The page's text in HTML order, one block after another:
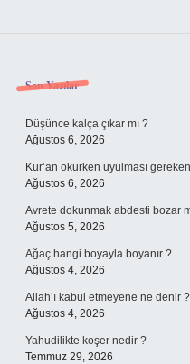
Sidebar
Son Yazılar
Düşünce kalça çıkar mı ?
Ağustos 6, 2026
Kur’an okurken uyulması
Ağustos 6, 2026
Avrete dokunmak abdesti bozar
Ağustos 5, 2026
Ağaç hangi boyayla boyanır ?
Ağustos 4, 2026
Allah’ı kabul etmeyene ne denir ?
Ağustos 4, 2026
Yahudilikte koşer nedir ?
Temmuz 29, 2026